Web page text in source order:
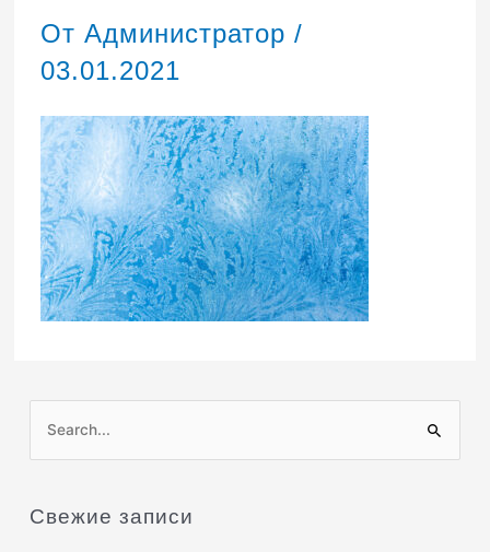
От Администратор /
03.01.2021
о
с
Свежие записи